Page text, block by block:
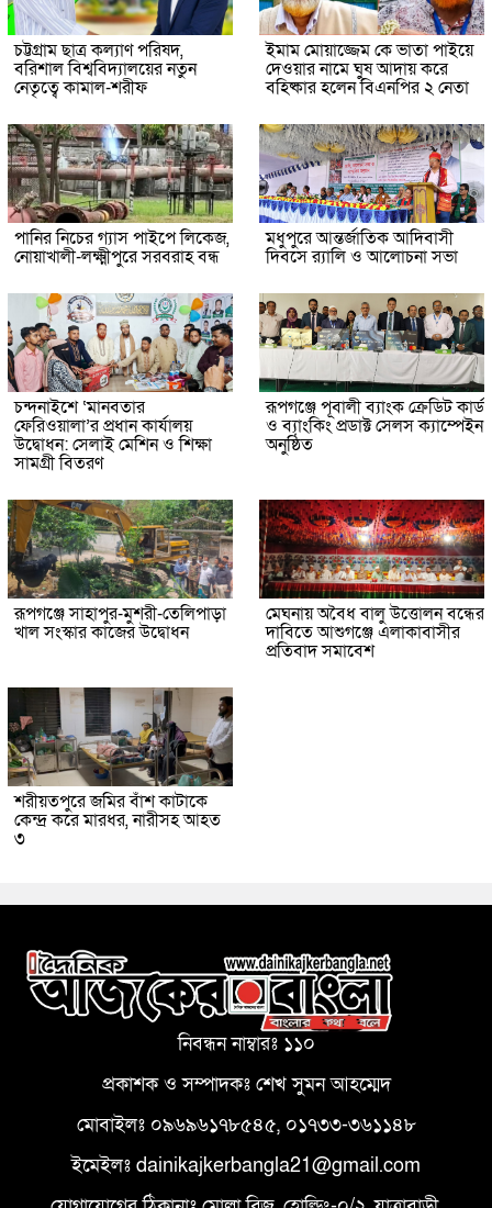
চট্টগ্রাম ছাত্র কল্যাণ পরিষদ,
বরিশাল বিশ্ববিদ্যালয়ের নতুন
নেতৃত্বে কামাল-শরীফ
ইমাম মোয়াজ্জেম কে ভাতা পাইয়ে
দেওয়ার নামে ঘুষ আদায় করে
বহিষ্কার হলেন বিএনপির ২ নেতা
পানির নিচের গ্যাস পাইপে লিকেজ,
নোয়াখালী-লক্ষ্মীপুরে সরবরাহ বন্ধ
মধুপুরে আন্তর্জাতিক আদিবাসী
দিবসে র‍্যালি ও আলোচনা সভা
চন্দনাইশে ‘মানবতার
ফেরিওয়ালা’র প্রধান কার্যালয়
উদ্বোধন: সেলাই মেশিন ও শিক্ষা
সামগ্রী বিতরণ
রূপগঞ্জে পূবালী ব্যাংক ক্রেডিট কার্ড
ও ব্যাংকিং প্রডাক্ট সেলস ক্যাম্পেইন
অনুষ্ঠিত
রূপগঞ্জে সাহাপুর-মুশরী-তেলিপাড়া
খাল সংস্কার কাজের উদ্বোধন
মেঘনায় অবৈধ বালু উত্তোলন বন্ধের
দাবিতে আশুগঞ্জে এলাকাবাসীর
প্রতিবাদ সমাবেশ
শরীয়তপুরে জমির বাঁশ কাটাকে
কেন্দ্র করে মারধর, নারীসহ আহত
৩
নিবন্ধন নাম্বারঃ ১১০
প্রকাশক ও সম্পাদকঃ শেখ সুমন আহম্মেদ
মোবাইলঃ ০৯৬৯৬১৭৮৫৪৫, ০১৭৩৩-৩৬১১৪৮
ইমেইলঃ dainikajkerbangla21@gmail.com